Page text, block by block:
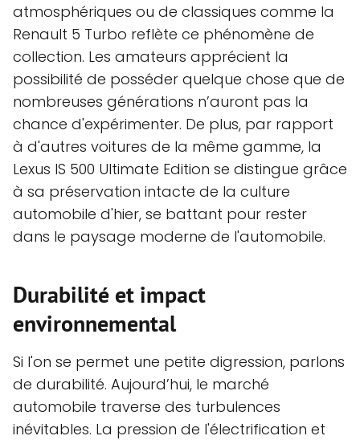
atmosphériques ou de classiques comme la
Renault 5 Turbo reflète ce phénomène de
collection. Les amateurs apprécient la
possibilité de posséder quelque chose que de
nombreuses générations n’auront pas la
chance d'expérimenter. De plus, par rapport
à d'autres voitures de la même gamme, la
Lexus IS 500 Ultimate Edition se distingue grâce
à sa préservation intacte de la culture
automobile d'hier, se battant pour rester
dans le paysage moderne de l'automobile.
Durabilité et impact
environnemental
Si l'on se permet une petite digression, parlons
de durabilité. Aujourd’hui, le marché
automobile traverse des turbulences
inévitables. La pression de l'électrification et